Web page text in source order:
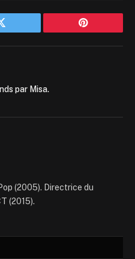
Twitter Pinterest
par Misa.
(2005). Directrice du
(2015).